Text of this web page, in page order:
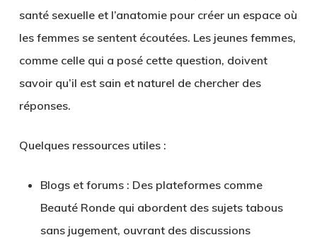
santé sexuelle et l’anatomie pour créer un espace où
les femmes se sentent écoutées. Les jeunes femmes,
comme celle qui a posé cette question, doivent
savoir qu’il est sain et naturel de chercher des
réponses.
Quelques ressources utiles :
Blogs et forums: Des plateformes comme
Beauté Ronde qui abordent des sujets tabous
sans jugement, ouvrant des discussions